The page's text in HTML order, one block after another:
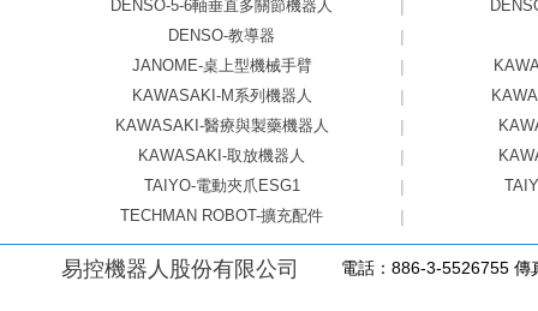
DENSO-5-6軸垂直多關節機器人
|
DENSO-教導器
|
JANOME-桌上型機械手臂
|
KAWASAKI-M系列機器人
|
KAWASAKI-醫療與製藥機器人
|
KAWASAKI-取放機器人
|
TAIYO-電動夾爪ESG1
|
TECHMAN ROBOT-擴充配件
|
易控機器人股份有限公司 電話：886-3-5526755